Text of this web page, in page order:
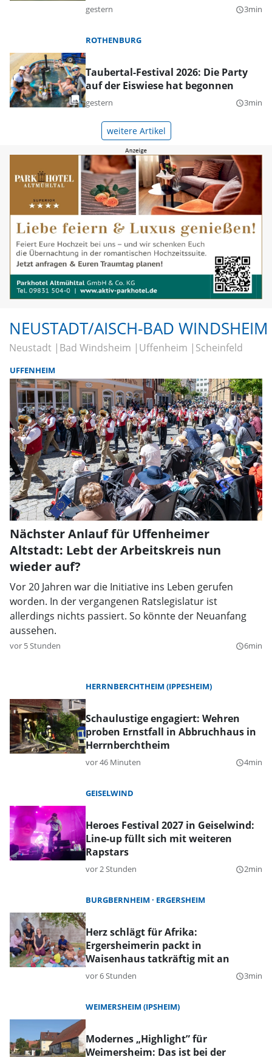
gestern query_builder3min
ROTHENBURG
Taubertal-Festival 2026: Die Party
auf der Eiswiese hat begonnen
gestern query_builder3min
weitere Artikel
NEUSTADT/AISCH-BAD WINDSHEIM
Neustadt Bad Windsheim Uffenheim Scheinfeld
UFFENHEIM
Nächster Anlauf für Uffenheimer
Altstadt: Lebt der Arbeitskreis nun
wieder auf?
Vor 20 Jahren war die Initiative ins Leben gerufen
worden. In der vergangenen Ratslegislatur ist
allerdings nichts passiert. So könnte der Neuanfang
aussehen.
vor 5 Stunden query_builder6min
HERRNBERCHTHEIM (IPPESHEIM)
Schaulustige engagiert: Wehren
proben Ernstfall in Abbruchhaus in
Herrnberchtheim
vor 46 Minuten query_builder4min
GEISELWIND
Heroes Festival 2027 in Geiselwind:
Line-up füllt sich mit weiteren
Rapstars
vor 2 Stunden query_builder2min
BURGBERNHEIM ERGERSHEIM
Herz schlägt für Afrika:
Ergersheimerin packt in
Waisenhaus tatkräftig mit an
vor 6 Stunden query_builder3min
WEIMERSHEIM (IPSHEIM)
Modernes „Highlight” für
Weimersheim: Das ist bei der